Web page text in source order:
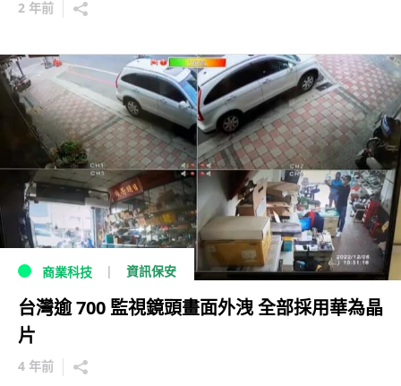
2 年前
商業科技 資訊保安
台灣逾 700 監視鏡頭畫面外洩 全部採用華為晶
片
4 年前